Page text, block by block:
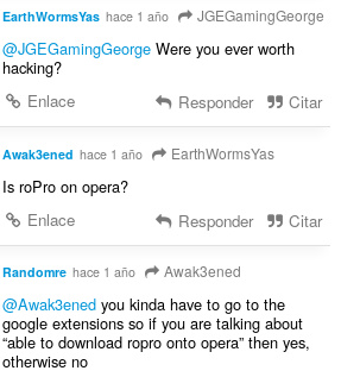
EarthWormsYas hace 1 año JGEGamingGeorge
@JGEGamingGeorgeWere you ever worth
hacking?
Enlace
Responder Citar
Awak3ened hace 1 año EarthWormsYas
Is roPro on opera?
Enlace
Responder Citar
Randomre hace 1 año Awak3ened
@Awak3enedyou kinda have to go to the
google extensions so if you are talking about
“able to download ropro onto opera” then yes,
otherwise no